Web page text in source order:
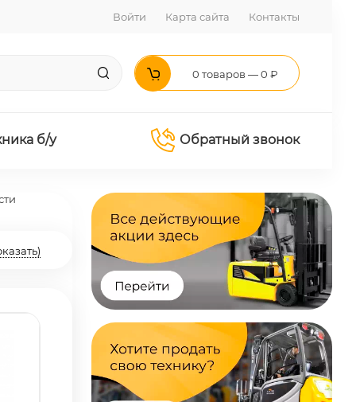
Войти Карта сайта Контакты
0 товаров — 0 ₽
б/у Обратный звонок